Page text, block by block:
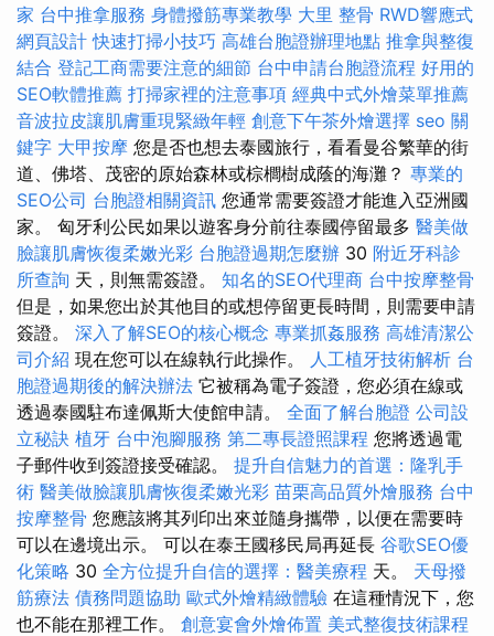
家 台中推拿服務 身體撥筋專業教學 大里 整骨 RWD響應式
網頁設計 快速打掃小技巧 高雄台胞證辦理地點 推拿與整復
結合 登記工商需要注意的細節 台中申請台胞證流程 好用的
SEO軟體推薦 打掃家裡的注意事項 經典中式外燴菜單推薦
音波拉皮讓肌膚重現緊緻年輕 創意下午茶外燴選擇 seo 關
鍵字 大甲按摩 您是否也想去泰國旅行，看看曼谷繁華的街
道、佛塔、茂密的原始森林或棕櫚樹成蔭的海灘？ 專業的
SEO公司 台胞證相關資訊 您通常需要簽證才能進入亞洲國
家。 匈牙利公民如果以遊客身分前往泰國停留最多 醫美做
臉讓肌膚恢復柔嫩光彩 台胞證過期怎麼辦 30 附近牙科診
所查詢 天，則無需簽證。 知名的SEO代理商 台中按摩整骨
但是，如果您出於其他目的或想停留更長時間，則需要申請
簽證。 深入了解SEO的核心概念 專業抓姦服務 高雄清潔公
司介紹 現在您可以在線執行此操作。 人工植牙技術解析 台
胞證過期後的解決辦法 它被稱為電子簽證，您必須在線或
透過泰國駐布達佩斯大使館申請。 全面了解台胞證 公司設
立秘訣 植牙 台中泡腳服務 第二專長證照課程 您將透過電
子郵件收到簽證接受確認。 提升自信魅力的首選：隆乳手
術 醫美做臉讓肌膚恢復柔嫩光彩 苗栗高品質外燴服務 台中
按摩整骨 您應該將其列印出來並隨身攜帶，以便在需要時
可以在邊境出示。 可以在泰王國移民局再延長 谷歌SEO優
化策略 30 全方位提升自信的選擇：醫美療程 天。 天母撥
筋療法 債務問題協助 歐式外燴精緻體驗 在這種情況下，您
也不能在那裡工作。 創意宴會外燴佈置 美式整復技術課程